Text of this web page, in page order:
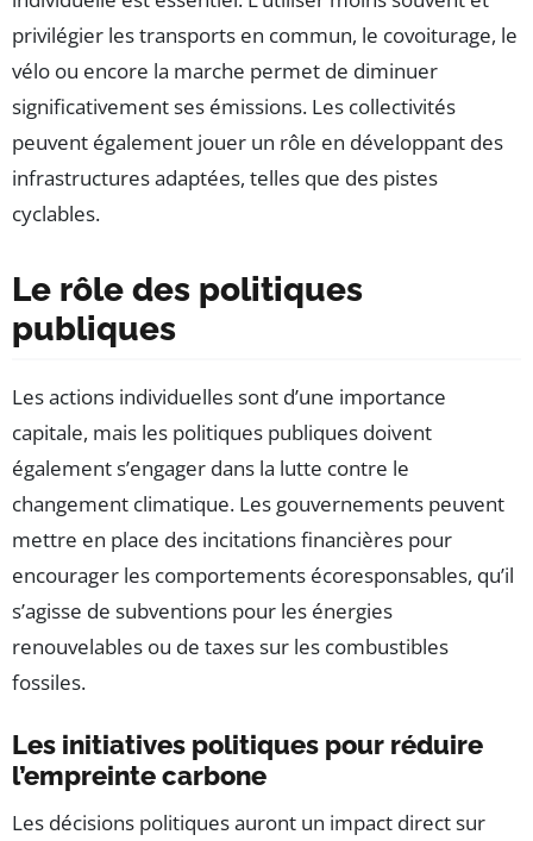
privilégier les transports en commun, le covoiturage, le
vélo ou encore la marche permet de diminuer
significativement ses émissions. Les collectivités
peuvent également jouer un rôle en développant des
infrastructures adaptées, telles que des pistes
cyclables.
Le rôle des politiques
publiques
Les actions individuelles sont d’une importance
capitale, mais les politiques publiques doivent
également s’engager dans la lutte contre le
changement climatique. Les gouvernements peuvent
mettre en place des incitations financières pour
encourager les comportements écoresponsables, qu’il
s’agisse de subventions pour les énergies
renouvelables ou de taxes sur les combustibles
fossiles.
Les initiatives politiques pour réduire
l’empreinte carbone
Les décisions politiques auront un impact direct sur